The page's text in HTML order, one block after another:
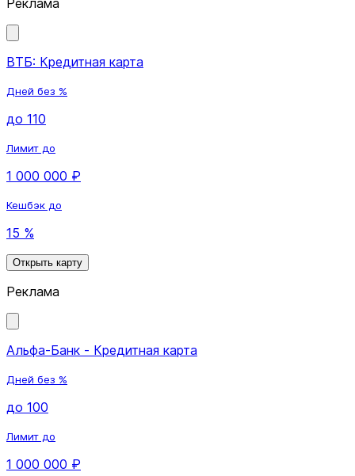
ВТБ: Кредитная карта
Дней без %
до 110
Лимит до
1 000 000 ₽
Кешбэк до
15 %
Открыть карту
Реклама
Альфа-Банк - Кредитная карта
Дней без %
до 100
Лимит до
1 000 000 ₽